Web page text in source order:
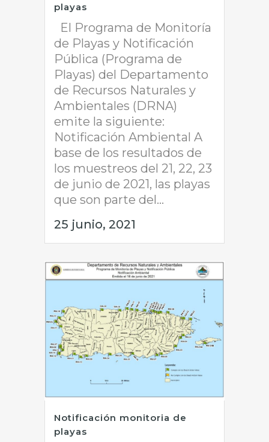
playas
El Programa de Monitoría
de Playas y Notificación
Pública (Programa de
Playas) del Departamento
de Recursos Naturales y
Ambientales (DRNA)
emite la siguiente:
Notificación Ambiental A
base de los resultados de
los muestreos del 21, 22, 23
de junio de 2021, las playas
que son parte del...
25 junio, 2021
Notificación monitoria de
playas